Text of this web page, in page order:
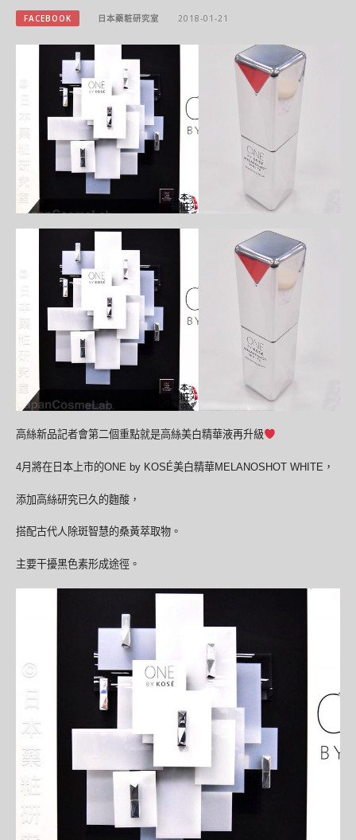
FACEBOOK 日本藥粧研究室 2018-01-21
高絲新品記者會第二個重點就是高絲美白精華液再升級
4月將在日本上市的ONE by KOSÉ美白精華MELANOSHOT WHITE，
添加高絲研究已久的麴酸，
搭配古代人除斑智慧的桑黃萃取物。
主要干擾黑色素形成途徑。